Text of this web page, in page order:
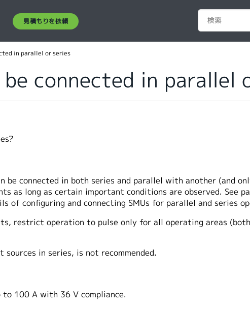
見積もりを依頼
in parallel or series
connected in parallel
be connected in both series and parallel with another (and
as long as certain important conditions are observed. See
of configuring and connecting SMUs for parallel and series
restrict operation to pulse only for all operating areas
in series, is not recommended.
100 A with 36 V compliance.